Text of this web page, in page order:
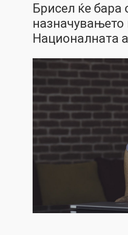
Брисел ќе бара
назначувањето
Националната